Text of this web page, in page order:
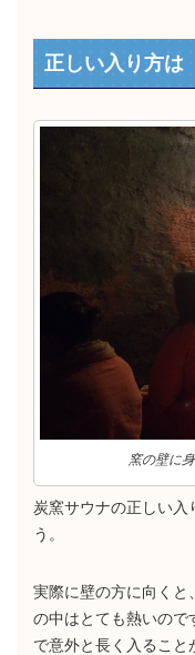
正しい入り方は
窯の壁に
炭窯サウナの正しい入
う。
実際に壁の方に向くと
の中はとても熱いので
で意外と長く入ること